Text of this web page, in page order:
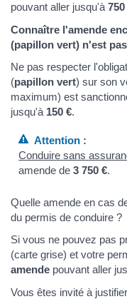
pouvant aller jusqu'à 750
Connaître l'amende
(papillon vert) n'est
Ne pas respecter
(papillon vert) sur son
maximum) est
jusqu'à 150 €.
Attention :
Conduire sans
amende de3 750 €.
Quelle amende en cas
du permis de conduire ?
Si vous ne pouvez pas
(carte grise) et votre
amende pouvant aller
Vous êtes invité à justifier